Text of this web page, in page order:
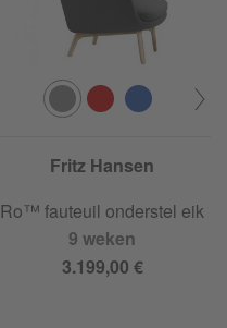
Fritz Hansen
Ro™ fauteuil onderstel eik
9 weken
3.199,00 €